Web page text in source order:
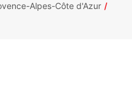
Alpes-Côte d'Azur